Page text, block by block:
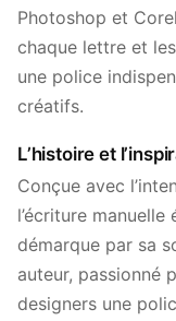
Photoshop et
chaque lettre et
une police
créatifs.
L’histoire et
Conçue avec
l’écriture
démarque par sa
auteur, passionné
designers une